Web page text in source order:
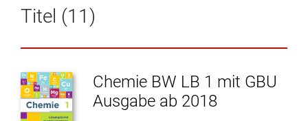
Titel (11)
Chemie BW LB 1 mit GBU
Ausgabe ab 2018